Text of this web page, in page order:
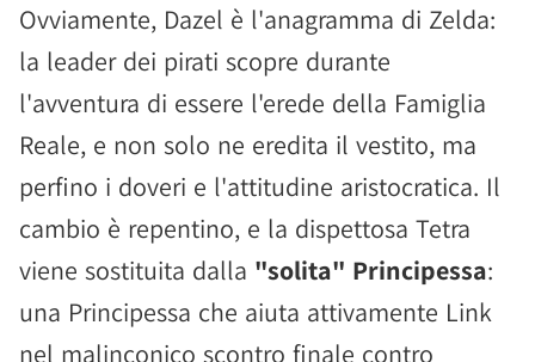
Ovviamente, Dazel è l'anagramma di Zelda:
la leader dei pirati scopre durante
l'avventura di essere l'erede della Famiglia
Reale, e non solo ne eredita il vestito, ma
perfino i doveri e l'attitudine aristocratica. Il
cambio è repentino, e la dispettosa Tetra
viene sostituita dalla "solita" Principessa:
una Principessa che aiuta attivamente Link
nel malinconico scontro finale contro